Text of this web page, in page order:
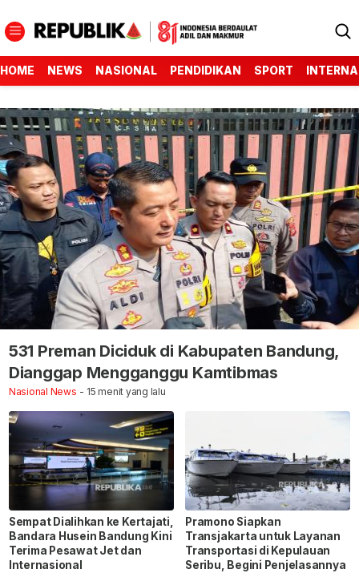
HOME NEWS NASIONAL PENDIDIKAN SPORT
531 Preman Diciduk di Kabupaten Bandung,
Dianggap Mengganggu Kamtibmas
Nasional News - 15 menit yang lalu
Sempat Dialihkan ke Kertajati,
Bandara Husein Bandung Kini
Terima Pesawat Jet dan
Internasional
Pramono Siapkan
Transjakarta untuk Layanan
Transportasi di Kepulauan
Seribu, Begini Penjelasannya